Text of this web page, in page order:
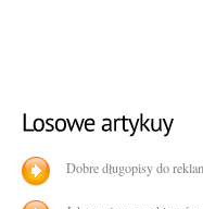
Dobre długopisy do